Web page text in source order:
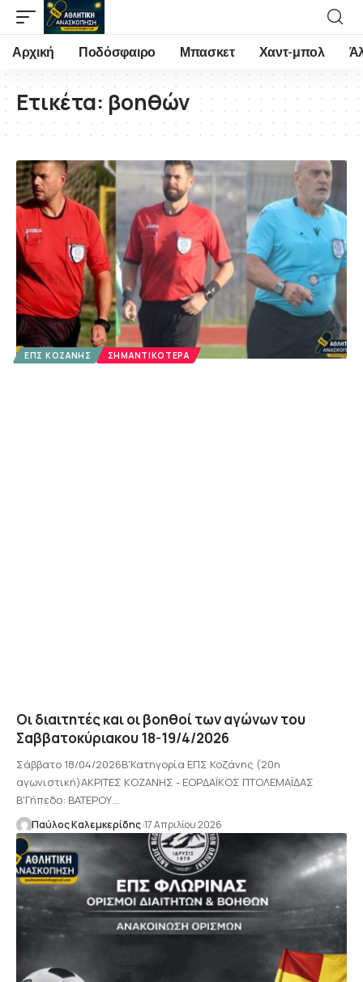
Αρχική Ποδόσφαιρο Μπασκετ Χαντ-μπολ
Ετικέτα:βοηθών
ΕΠΣ ΚΟΖΆΝΗΣ ΣΗΜΑΝΤΙΚΌΤΕΡΑ
Οι διαιτητές και οι βοηθοί των αγώνων του
Σαββατοκύριακου 18-19/4/2026
Σάββατο 18/04/2026Β'Κατηγορία ΕΠΣ Κοζάνης (20η
αγωνιστική)ΑΚΡΙΤΕΣ ΚΟΖΑΝΗΣ - ΕΟΡΔΑΪΚΟΣ ΠΤΟΛΕΜΑΪΔΑΣ
Β'Γήπεδο: ΒΑΤΕΡΟΥ…
Παύλος Καλεμκερίδης 17 Απριλίου 2026